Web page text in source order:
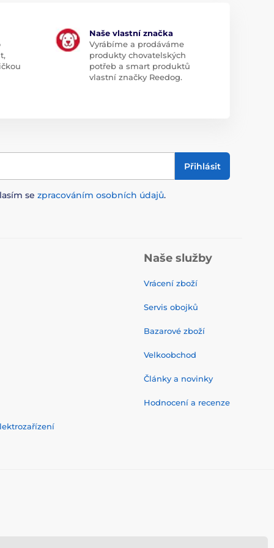
Naše vlastní značka
Vyrábíme a prodáváme
produkty chovatelských
potřeb a smart produktů
vlastní značky Reedog.
Přihlásit
se zpracováním osobních údajů.
Naše služby
Vrácení zboží
Servis obojků
Bazarové zboží
Velkoobchod
Články a novinky
Hodnocení a recenze